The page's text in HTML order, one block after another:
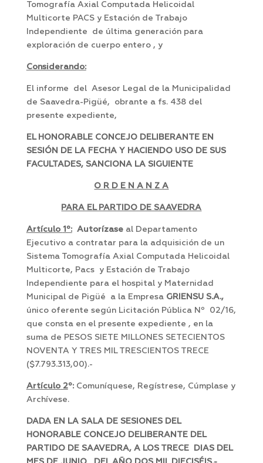
Tomografía Axial Computada Helicoidal
Multicorte PACS y Estación de Trabajo
Independiente de última generación para
exploración de cuerpo entero , y
Considerando:
El informe del Asesor Legal de la Municipalidad
de Saavedra-Pigüé, obrante a fs. 438 del
presente expediente,
EL HONORABLE CONCEJO DELIBERANTE EN
SESIÓN DE LA FECHA Y HACIENDO USO DE SUS
FACULTADES, SANCIONA LA SIGUIENTE
O R D E N A N Z A
PARA EL PARTIDO DE SAAVEDRA
Artículo 1º:Autorízase al Departamento
Ejecutivo a contratar para la adquisición de un
Sistema Tomografía Axial Computada Helicoidal
Multicorte, Pacs y Estación de Trabajo
Independiente para el hospital y Maternidad
Municipal de Pigüé a la Empresa GRIENSU S.A.,
único oferente según Licitación Pública Nº 02/16,
que consta en el presente expediente , en la
suma de PESOS SIETE MILLONES SETECIENTOS
NOVENTA Y TRES MIL TRESCIENTOS TRECE
($7.793.313,00).-
Artículo2º:Comuníquese, Regístrese, Cúmplase y
Archívese.
DADA EN LA SALA DE SESIONES DEL
HONORABLE CONCEJO DELIBERANTE DEL
PARTIDO DE SAAVEDRA, A LOS TRECE DIAS DEL